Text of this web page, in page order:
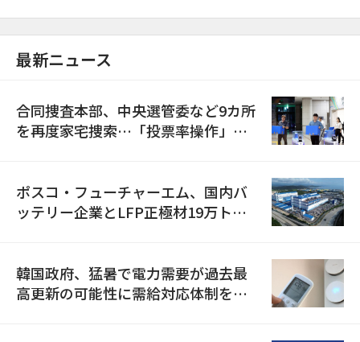
最新ニュース
合同捜査本部、中央選管委など9カ所
を再度家宅捜索…「投票率操作」の
ポスコ・フューチャーエム、国内バ
ッテリー企業とLFP正極材19万トン
韓国政府、猛暑で電力需要が過去最
高更新の可能性に需給対応体制を点